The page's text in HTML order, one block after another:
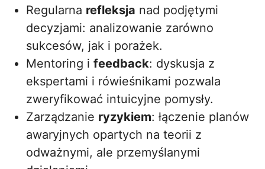
Regularna refleksja nad podjętymi
decyzjami: analizowanie zarówno
sukcesów, jak i porażek.
Mentoring i feedback: dyskusja z
ekspertami i rówieśnikami pozwala
zweryfikować intuicyjne pomysły.
Zarządzanie ryzykiem: łączenie planów
awaryjnych opartych na teorii z
odważnymi, ale przemyślanymi